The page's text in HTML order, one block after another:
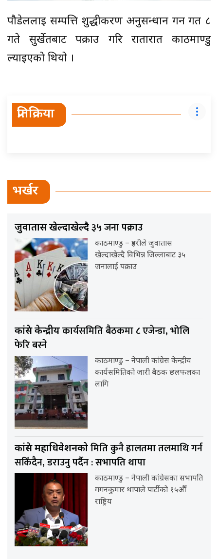
पौडेललाई सम्पत्ति शुद्धीकरण अनुसन्धान गर्न गत ८
गते सुर्खेतबाट पक्राउ गरि रातारात काठमाण्डु
ल्याइएको थियो ।
प्रतिक्रिया
भर्खर
जुवातास खेल्दाखेल्दै३५ जना पक्राउ
काठमाण्डु – प्रहरीले जुवातास
खेल्दाखेल्दै विभिन्न जिल्लाबाट ३५
जनालाई पक्राउ
कांग्रेस केन्द्रीयकार्यसमिति बैठकमा ८ एजेन्डा, भोलि
फेरि बस्ने
काठमाण्डु – नेपाली कांग्रेस केन्द्रीय
कार्यसमितिको जारी बैठक छलफलका
लागि
कांग्रेस महाधिवेशनकोमिति कुनै हालतमा तलमाथि गर्न
सकिँदैन, डराउनु पर्दैन : सभापति थापा
काठमाण्डु – नेपाली कांग्रेसका सभापति
गगनकुमार थापाले पार्टीको १५औँ
राष्ट्रिय